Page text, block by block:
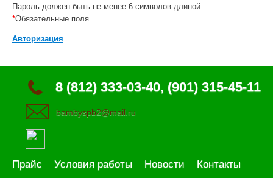
Пароль должен быть не менее 6 символов длиной.
*Обязательные поля
Авторизация
8 (812) 333-03-40, (901) 315-45-11
bambyspb2@mail.ru
Прайс Условия работы Новости Контакты